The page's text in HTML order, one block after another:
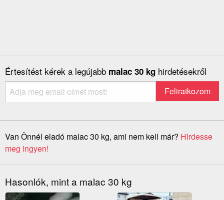
Értesítést kérek a legújabb malac 30 kg hirdetésekről
Van Önnél eladó malac 30 kg, ami nem kell már? Hirdesse
meg ingyen!
Hasonlók, mint a malac 30 kg